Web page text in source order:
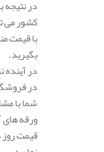
در
کشور می
با قیمت
بگیرید.
در
در
شما با
ورقه های
قیمت روز